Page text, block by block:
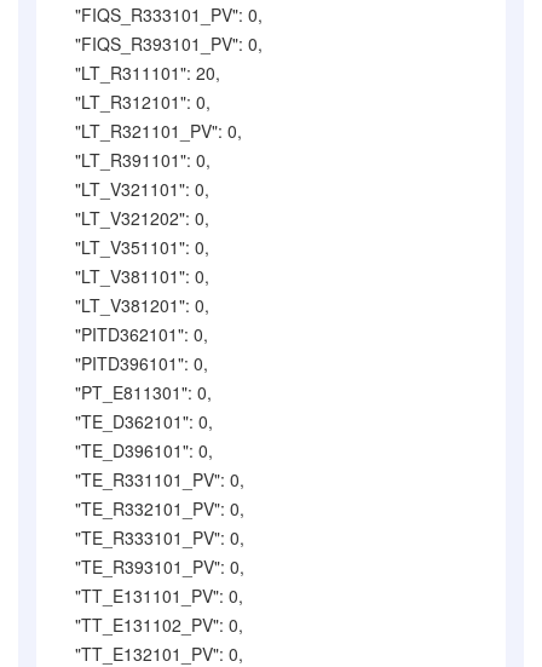
"FIQS_R333101_PV": 0,
"FIQS_R393101_PV": 0,
"LT_R311101": 20,
"LT_R312101": 0,
"LT_R321101_PV": 0,
"LT_R391101": 0,
"LT_V321101": 0,
"LT_V321202": 0,
"LT_V351101": 0,
"LT_V381101": 0,
"LT_V381201": 0,
"PITD362101": 0,
"PITD396101": 0,
"PT_E811301": 0,
"TE_D362101": 0,
"TE_D396101": 0,
"TE_R331101_PV": 0,
"TE_R332101_PV": 0,
"TE_R333101_PV": 0,
"TE_R393101_PV": 0,
"TT_E131101_PV": 0,
"TT_E131102_PV": 0,
"TT_E132101_PV": 0,